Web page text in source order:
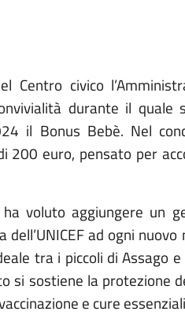
Centro civico
durante il quale
il Bonus Bebè. Nel
200 euro, pensato per
voluto aggiungere un
ad ogni
tra i piccoli di Assago
si sostiene la protezione
e cure